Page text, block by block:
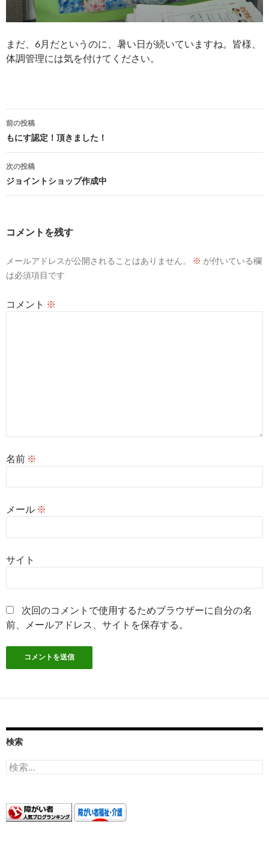
まだ、6月だというのに、暑い日が続いていますね。皆様、
体調管理には気を付けてください。
投
稿
ナ
ビ
ゲ
ョ
前の投稿
もにす認定！頂きました！
次の投稿
ジョイントショップ作成中
コメントを残す
メールアドレスが公開されることはありません。 ※ が付いている欄
は必須項目です
コメント ※
名前 ※
メール ※
サイト
次回のコメントで使用するためブラウザーに自分の名
前、メールアドレス、サイトを保存する。
検索
検
索: